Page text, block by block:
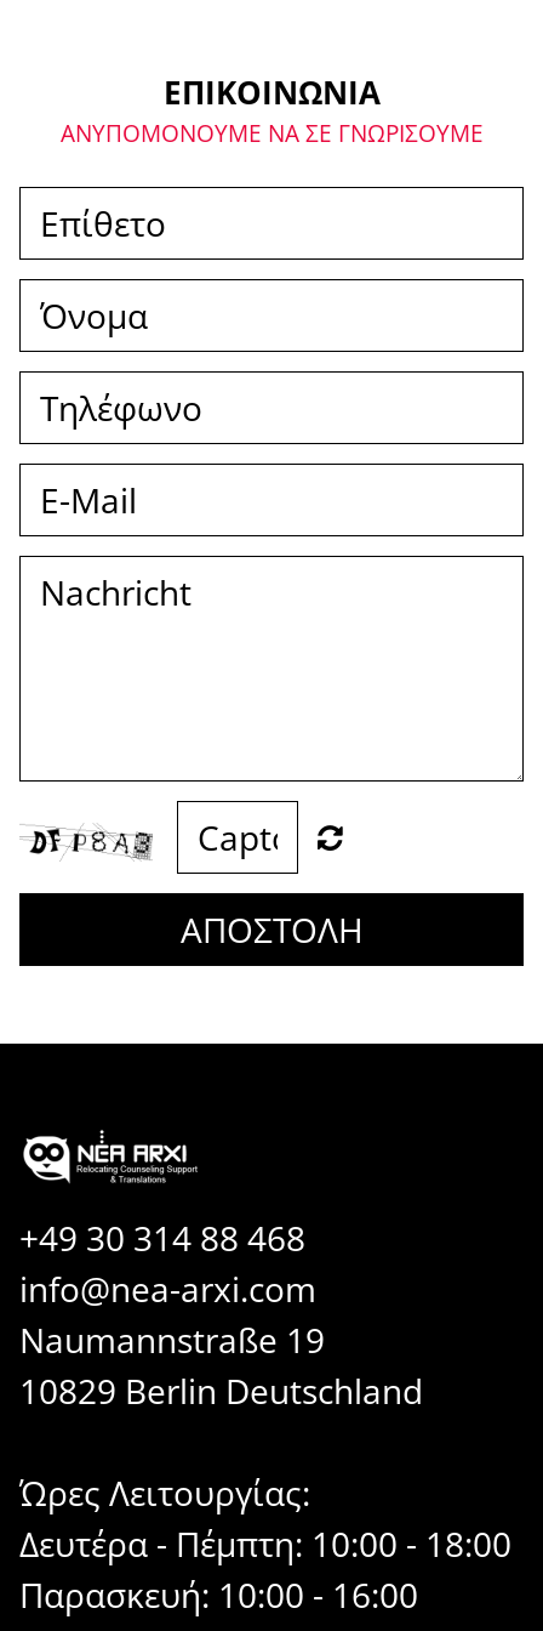
ΕΠΙΚΟΙΝΩΝΙΑ
ΑΝΥΠΟΜΟΝΟΥΜΕ ΝΑ ΣΕ ΓΝΩΡΙΣΟΥΜΕ
ΑΠΟΣΤΟΛΗ
+49 30 314 88 468
info@nea-arxi.com
Naumannstraße 19
10829 Berlin Deutschland
Ώρες Λειτουργίας:
Δευτέρα - Πέμπτη: 10:00 - 18:00
Παρασκευή: 10:00 - 16:00